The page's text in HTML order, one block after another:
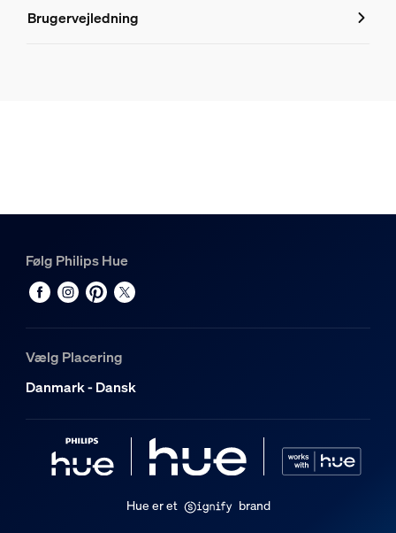
8719514872790
Hue White and color ambiance Perifo lysbjælke
Hue Perifo lige stik
Brugervejledning
Følg Philips Hue
Vælg Placering
Danmark - Dansk
Hue er et brand